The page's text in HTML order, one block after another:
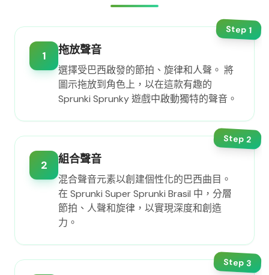
Step1
1 拖放聲音
選擇受巴西啟發的節拍、旋律和人聲。 將
圖示拖放到角色上，以在這款有趣的
Sprunki Sprunky 遊戲中啟動獨特的聲音。
Step2
2 組合聲音
混合聲音元素以創建個性化的巴西曲目。
在 Sprunki Super Sprunki Brasil 中，分層
節拍、人聲和旋律，以實現深度和創造
力。
Step3